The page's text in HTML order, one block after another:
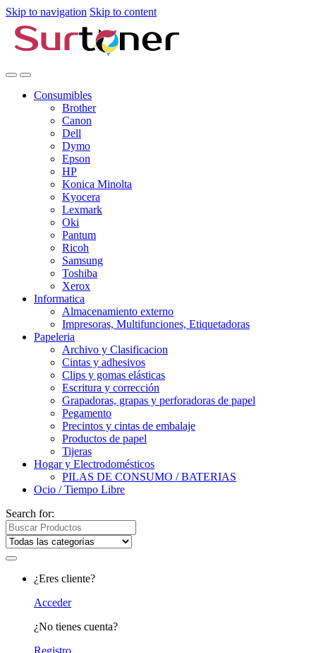
Skip to navigation Skip to content
Consumibles
Brother
Canon
Dell
Dymo
Epson
HP
Konica Minolta
Kyocera
Lexmark
Oki
Pantum
Ricoh
Samsung
Toshiba
Xerox
Informatica
Almacenamiento externo
Impresoras, Multifunciones, Etiquetadoras
Papeleria
Archivo y Clasificacion
Cintas y adhesivos
Clips y gomas elásticas
Escritura y corrección
Grapadoras, grapas y perforadoras de papel
Pegamento
Precintos y cintas de embalaje
Productos de papel
Tijeras
Hogar y Electrodomésticos
PILAS DE CONSUMO / BATERIAS
Ocio / Tiempo Libre
Search for:
¿Eres cliente?
Acceder
¿No tienes cuenta?
Registro